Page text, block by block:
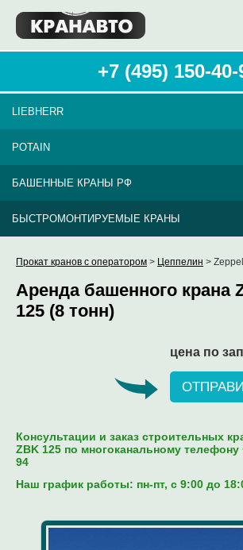
+7 (495) 150-40-
LIEBHERR
POTAIN
БАШЕННЫЕ КРАНЫ РФ
БЫСТРОМОНТИРУЕМЫЕ КРАНЫ
Прокат кранов с оператором > Цеппелин >
Аренда башенного крана
125 (8 тонн)
цена по
Консультации и заказ строительных
ZBK 125 по многоканальному телефону
94
Наш график работы: пн-пт, c 9:00 до